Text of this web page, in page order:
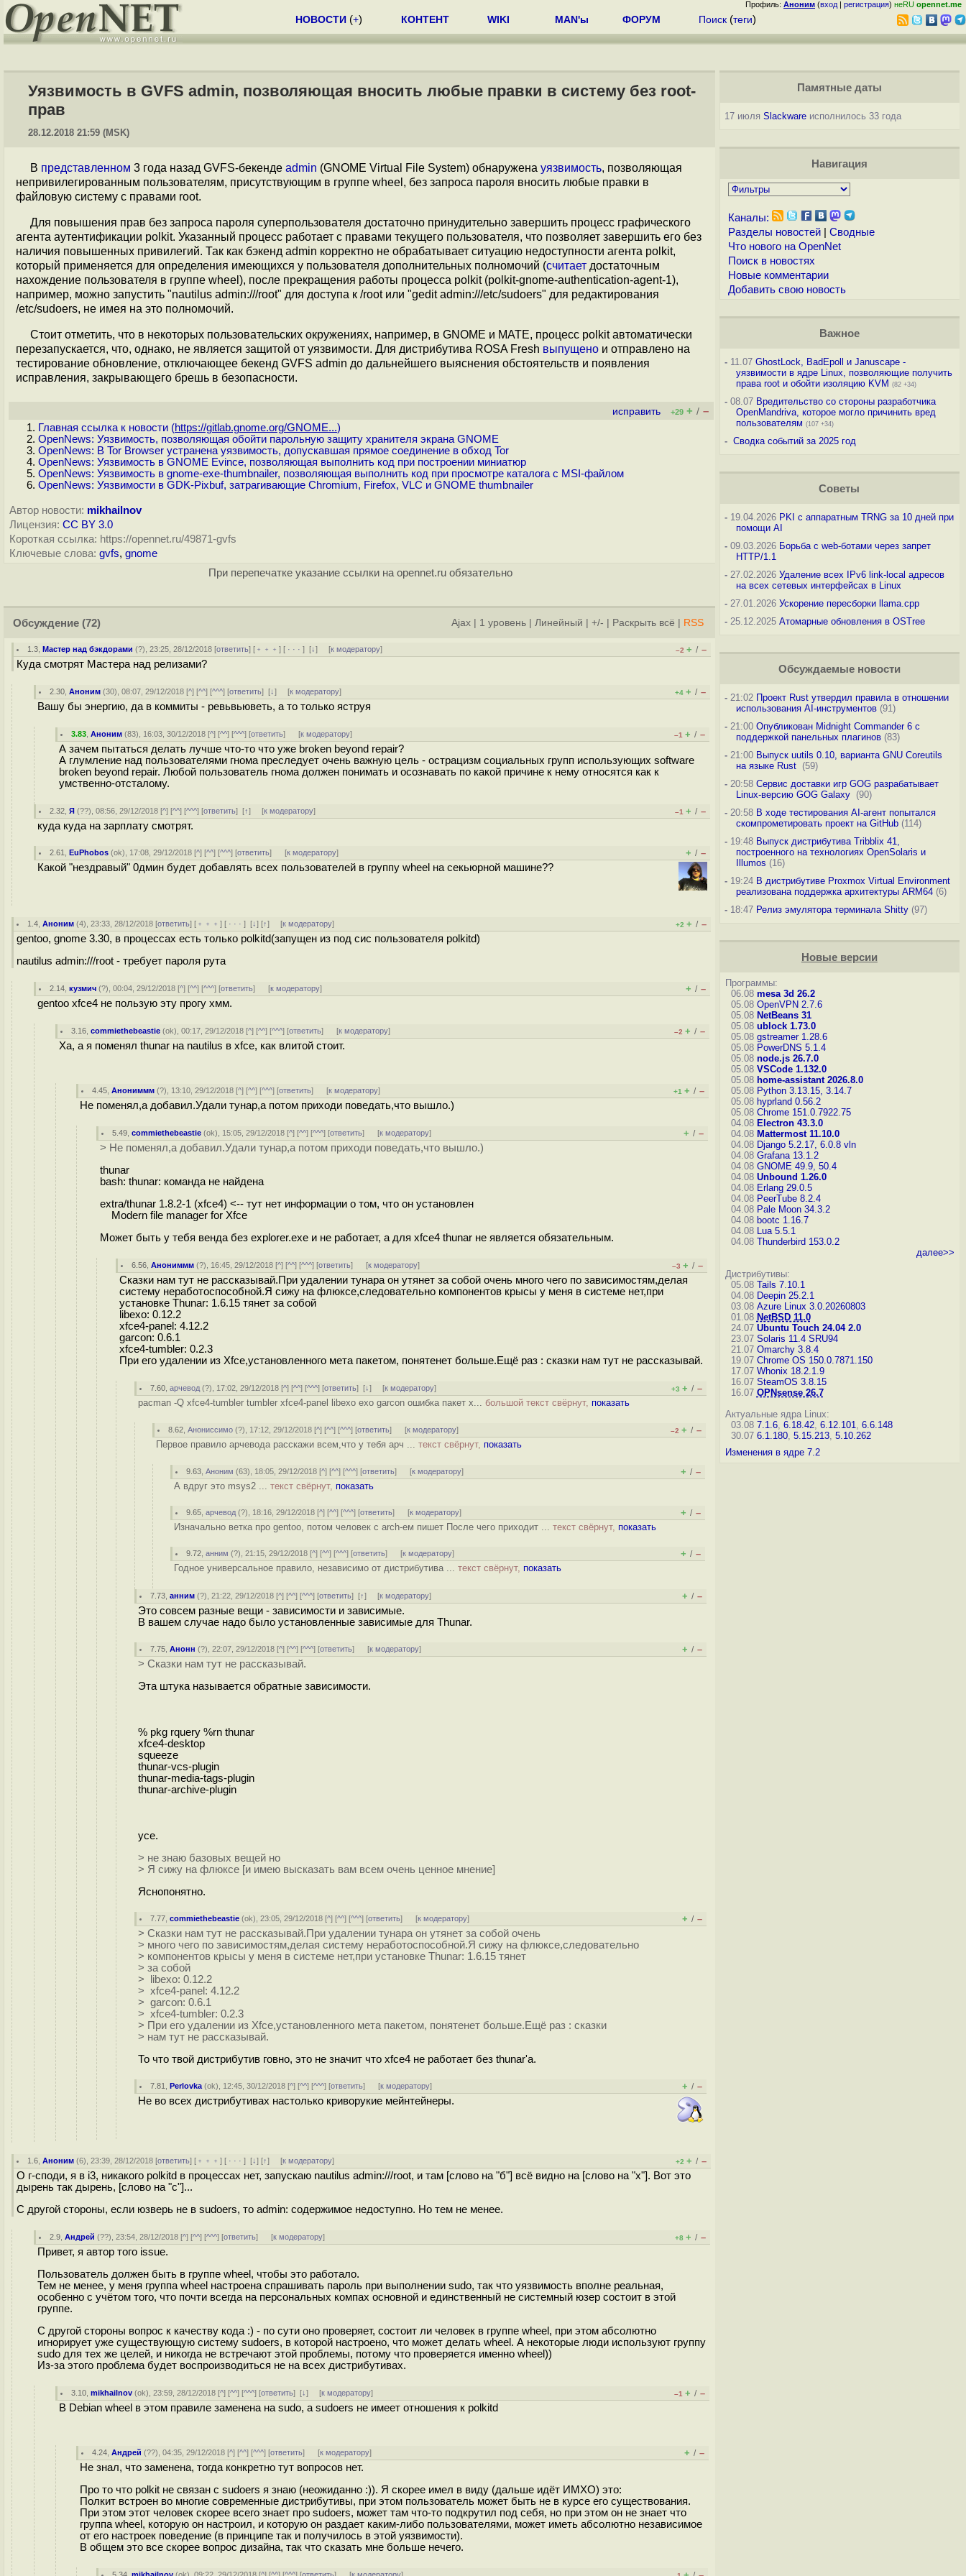
Профиль: Аноним (вход | регистрация) неRU opennet.me
НОВОСТИ (+) КОНТЕНТ WIKI MAN'ы ФОРУМ Поиск (теги)
Уязвимость в GVFS admin, позволяющая вносить любые правки в систему без root-
прав
28.12.2018 21:59 (MSK)
В представленном 3 года назад GVFS-бекенде admin (GNOME Virtual File System) обнаружена уязвимость, позволяющая
непривилегированным пользователям, присутствующим в группе wheel, без запроса пароля вносить любые правки в
файловую систему с правами root.
Для повышения прав без запроса пароля суперпользователя достаточно принудительно завершить процесс графического
агента аутентификации polkit. Указанный процесс работает с правами текущего пользователя, что позволяет завершить его без
наличия повышенных привилегий. Так как бэкенд admin корректно не обрабатывает ситуацию недоступности агента polkit,
который применяется для определения имеющихся у пользователя дополнительных полномочий (считает достаточным
нахождение пользователя в группе wheel), после прекращения работы процесса polkit (polkit-gnome-authentication-agent-1),
например, можно запустить "nautilus admin:///root" для доступа к /root или "gedit admin:///etc/sudoers" для редактирования
/etc/sudoers, не имея на это полномочий.
Стоит отметить, что в некоторых пользовательских окружениях, например, в GNOME и MATE, процесс polkit автоматически
перезапускается, что, однако, не является защитой от уязвимости. Для дистрибутива ROSA Fresh выпущено и отправлено на
тестирование обновление, отключающее бекенд GVFS admin до дальнейшего выяснения обстоятельств и появления
исправления, закрывающего брешь в безопасности.
исправить +29 + / –
Главная ссылка к новости (https://gitlab.gnome.org/GNOME...)
OpenNews: Уязвимость, позволяющая обойти парольную защиту хранителя экрана GNOME
OpenNews: В Tor Browser устранена уязвимость, допускавшая прямое соединение в обход Tor
OpenNews: Уязвимость в GNOME Evince, позволяющая выполнить код при построении миниатюр
OpenNews: Уязвимость в gnome-exe-thumbnailer, позволяющая выполнить код при просмотре каталога с MSI-файлом
OpenNews: Уязвимости в GDK-Pixbuf, затрагивающие Chromium, Firefox, VLC и GNOME thumbnailer
Автор новости: mikhailnov
Лицензия: CC BY 3.0
Короткая ссылка: https://opennet.ru/49871-gvfs
Ключевые слова: gvfs, gnome
При перепечатке указание ссылки на opennet.ru обязательно
Обсуждение (72) Ajax 1 уровень Линейный +/- Раскрыть всё RSS
1.3 ,Мастер над бэкдорами (?), 23:25, 28/12/2018 [ответить] [ ﹢﹢﹢] [ · · ·][↓] [к модератору] –2 + / –
Куда смотрят Мастера над релизами?
2.30 ,Аноним (30), 08:07, 29/12/2018 [^] [^^] [^^^] [ответить][↓] [к модератору] +4 + / –
Вашу бы энергию, да в коммиты - ревьвьюветь, а то только яструя
3.83 ,Аноним (83), 16:03, 30/12/2018 [^] [^^] [^^^] [ответить] [к модератору] –1 + / –
А зачем пытаться делать лучше что-то что уже broken beyond repair?
А глумление над пользователями гнома преследует очень важную цель - острацизм социальных групп использующих software
broken beyond repair. Любой пользователь гнома должен понимать и осознавать по какой причине к нему относятся как к
умственно-отсталому.
2.32 ,Я (??), 08:56, 29/12/2018 [^] [^^] [^^^] [ответить][↑] [к модератору] –1 + / –
куда куда на зарплату смотрят.
2.61 ,EuPhobos (ok), 17:08, 29/12/2018 [^] [^^] [^^^] [ответить] [к модератору] + / –
Какой "нездравый" 0дмин будет добавлять всех пользователей в группу wheel на секьюрной машине??
1.4 ,Аноним (4), 23:33, 28/12/2018 [ответить] [ ﹢﹢﹢] [ · · ·][↓] [↑] [к модератору] +2 + / –
gentoo, gnome 3.30, в процессах есть только polkitd(запущен из под сис пользователя polkitd)
nautilus admin:///root - требует пароля рута
2.14 ,кузмич (?), 00:04, 29/12/2018 [^] [^^] [^^^] [ответить] [к модератору] + / –
gentoo xfce4 не пользую эту прогу хмм.
3.16 ,commiethebeastie (ok), 00:17, 29/12/2018 [^] [^^] [^^^] [ответить] [к модератору] –2 + / –
Ха, а я поменял thunar на nautilus в xfce, как влитой стоит.
4.45 ,Анониммм (?), 13:10, 29/12/2018 [^] [^^] [^^^] [ответить] [к модератору] +1 + / –
Не поменял,а добавил.Удали тунар,а потом приходи поведать,что вышло.)
5.49 ,commiethebeastie (ok), 15:05, 29/12/2018 [^] [^^] [^^^] [ответить] [к модератору] + / –
> Не поменял,а добавил.Удали тунар,а потом приходи поведать,что вышло.)
thunar
bash: thunar: команда не найдена
extra/thunar 1.8.2-1 (xfce4) <-- тут нет информации о том, что он установлен
Modern file manager for Xfce
Может быть у тебя венда без explorer.exe и не работает, а для xfce4 thunar не является обязательным.
6.56 ,Анониммм (?), 16:45, 29/12/2018 [^] [^^] [^^^] [ответить] [к модератору] –3 + / –
Сказки нам тут не рассказывай.При удалении тунара он утянет за собой очень много чего по зависимостям,делая
систему неработоспособной.Я сижу на флюксе,следовательно компонентов крысы у меня в системе нет,при
установке Thunar: 1.6.15 тянет за собой
libexo: 0.12.2
xfce4-panel: 4.12.2
garcon: 0.6.1
xfce4-tumbler: 0.2.3
При его удалении из Xfce,установленного мета пакетом, понятенет больше.Ещё раз : сказки нам тут не рассказывай.
7.60 ,арчевод (?), 17:02, 29/12/2018 [^] [^^] [^^^] [ответить][↓] [к модератору] +3 + / –
pacman -Q xfce4-tumbler tumbler xfce4-panel libexo exo garcon ошибка пакет x... большой текст свёрнут, показать
8.62 ,Анониссимо (?), 17:12, 29/12/2018 [^] [^^] [^^^] [ответить] [к модератору] –2 + / –
Первое правило арчевода расскажи всем,что у тебя арч ... текст свёрнут, показать
9.63 ,Аноним (63), 18:05, 29/12/2018 [^] [^^] [^^^] [ответить] [к модератору] + / –
А вдруг это msys2 ... текст свёрнут, показать
9.65 ,арчевод (?), 18:16, 29/12/2018 [^] [^^] [^^^] [ответить] [к модератору] + / –
Изначально ветка про gentoo, потом человек с arch-ем пишет После чего приходит ... текст свёрнут, показать
9.72 ,анним (?), 21:15, 29/12/2018 [^] [^^] [^^^] [ответить] [к модератору] + / –
Годное универсальное правило, независимо от дистрибутива ... текст свёрнут, показать
7.73 ,анним (?), 21:22, 29/12/2018 [^] [^^] [^^^] [ответить][↑] [к модератору] + / –
Это совсем разные вещи - зависимости и зависимые.
В вашем случае надо было установленные зависимые для Thunar.
7.75 ,Анонн (?), 22:07, 29/12/2018 [^] [^^] [^^^] [ответить] [к модератору] + / –
> Сказки нам тут не рассказывай.
Эта штука называется обратные зависимости.
% pkg rquery %rn thunar
xfce4-desktop
squeeze
thunar-vcs-plugin
thunar-media-tags-plugin
thunar-archive-plugin
усе.
> не знаю базовых вещей но
> Я сижу на флюксе [и имею высказать вам всем очень ценное мнение]
Яснопонятно.
7.77 ,commiethebeastie (ok), 23:05, 29/12/2018 [^] [^^] [^^^] [ответить] [к модератору] + / –
> Сказки нам тут не рассказывай.При удалении тунара он утянет за собой очень
> много чего по зависимостям,делая систему неработоспособной.Я сижу на флюксе,следовательно
> компонентов крысы у меня в системе нет,при установке Thunar: 1.6.15 тянет
> за собой
> libexo: 0.12.2
> xfce4-panel: 4.12.2
> garcon: 0.6.1
> xfce4-tumbler: 0.2.3
> При его удалении из Xfce,установленного мета пакетом, понятенет больше.Ещё раз : сказки
> нам тут не рассказывай.
То что твой дистрибутив говно, это не значит что xfce4 не работает без thunar'а.
7.81 ,Perlovka (ok), 12:45, 30/12/2018 [^] [^^] [^^^] [ответить] [к модератору] + / –
Не во всех дистрибутивах настолько криворукие мейнтейнеры.
1.6 ,Аноним (6), 23:39, 28/12/2018 [ответить] [ ﹢﹢﹢] [ · · ·][↓] [↑] [к модератору] +2 + / –
О г-споди, я в i3, никакого polkitd в процессах нет, запускаю nautilus admin:///root, и там [слово на "б"] всё видно на [слово на "х"]. Вот это
дырень так дырень, [слово на "с"]...
С другой стороны, если юзверь не в sudoers, то admin: содержимое недоступно. Но тем не менее.
2.9 ,Андрей (??), 23:54, 28/12/2018 [^] [^^] [^^^] [ответить] [к модератору] +8 + / –
Привет, я автор того issue.
Пользователь должен быть в группе wheel, чтобы это работало.
Тем не менее, у меня группа wheel настроена спрашивать пароль при выполнении sudo, так что уязвимость вполне реальная,
особенно с учётом того, что почти всегда на персональных компах основной и единственный не системный юзер состоит в этой
группе.
С другой стороны вопрос к качеству кода :) - по сути оно проверяет, состоит ли человек в группе wheel, при этом абсолютно
игнорирует уже существующую систему sudoers, в которой настроено, что может делать wheel. А некоторые люди используют группу
sudo для тех же целей, и никогда не встречают этой проблемы, потому что проверяется именно wheel))
Из-за этого проблема будет воспроизводиться не на всех дистрибутивах.
3.10 ,mikhailnov (ok), 23:59, 28/12/2018 [^] [^^] [^^^] [ответить][↓] [к модератору] –1 + / –
В Debian wheel в этом правиле заменена на sudo, a sudoers не имеет отношения к polkitd
4.24 ,Андрей (??), 04:35, 29/12/2018 [^] [^^] [^^^] [ответить] [к модератору] + / –
Не знал, что заменена, тогда конкретно тут вопросов нет.
Про то что polkit не связан с sudoers я знаю (неожиданно :)). Я скорее имел в виду (дальше идёт ИМХО) это:
Полкит встроен во многие современные дистрибутивы, при этом пользователь может быть не в курсе его существования.
При этом этот человек скорее всего знает про sudoers, может там что-то подкрутил под себя, но при этом он не знает что
группа wheel, которую он настроил, и которую он раздает каким-либо пользователями, может иметь абсолютно независимое
от его настроек поведение (в принципе так и получилось в этой уязвимости).
В общем это все скорее вопрос дизайна, так что сказать мне больше нечего.
Памятные даты
17 июля Slackwareисполнилось 33 года
Навигация
Каналы:
Разделы новостей| Сводные
Что нового на OpenNet
Поиск в новостях
Новые комментарии
Добавить свою новость
Важное
-11.07 GhostLock, BadEpoll и Januscape -
уязвимости в ядре Linux, позволяющие получить
права root и обойти изоляцию KVM (82 +34)
-08.07 Вредительство со стороны разработчика
OpenMandriva, которое могло причинить вред
пользователям (107 +34)
- Сводка событий за 2025 год
Советы
-19.04.2026 PKI с аппаратным TRNG за 10 дней при
помощи AI
-09.03.2026 Борьба с web-ботами через запрет
HTTP/1.1
-27.02.2026 Удаление всех IPv6 link-local адресов
на всех сетевых интерфейсах в Linux
-27.01.2026 Ускорение пересборки llama.cpp
-25.12.2025 Атомарные обновления в OSTree
Обсуждаемые новости
-21:02 Проект Rust утвердил правила в отношении
использования AI-инструментов(91)
-21:00 Опубликован Midnight Commander 6 c
поддержкой панельных плагинов(83)
-21:00 Выпуск uutils 0.10, варианта GNU Coreutils
на языке Rust (59)
-20:58 Сервис доставки игр GOG разрабатывает
Linux-версию GOG Galaxy (90)
-20:58 В ходе тестирования AI-агент попытался
скомпрометировать проект на GitHub(114)
-19:48 Выпуск дистрибутива Tribblix 41,
построенного на технологиях OpenSolaris и
Illumos (16)
-19:24 В дистрибутиве Proxmox Virtual Environment
реализована поддержка архитектуры ARM64(6)
-18:47 Релиз эмулятора терминала Shitty(97)
Новые версии
Программы:
06.08 mesa 3d 26.2
05.08 OpenVPN 2.7.6
05.08 NetBeans 31
05.08 ublock 1.73.0
05.08 gstreamer 1.28.6
05.08 PowerDNS 5.1.4
05.08 node.js 26.7.0
05.08 VSCode 1.132.0
05.08 home-assistant 2026.8.0
05.08 Python 3.13.15, 3.14.7
05.08 hyprland 0.56.2
05.08 Chrome 151.0.7922.75
04.08 Electron 43.3.0
04.08 Mattermost 11.10.0
04.08 Django 5.2.17, 6.0.8 vln
04.08 Grafana 13.1.2
04.08 GNOME 49.9, 50.4
04.08 Unbound 1.26.0
04.08 Erlang 29.0.5
04.08 PeerTube 8.2.4
04.08 Pale Moon 34.3.2
04.08 bootc 1.16.7
04.08 Lua 5.5.1
04.08 Thunderbird 153.0.2
далее>>
Дистрибутивы:
05.08 Tails 7.10.1
04.08 Deepin 25.2.1
03.08 Azure Linux 3.0.20260803
01.08 NetBSD 11.0
24.07 Ubuntu Touch 24.04 2.0
23.07 Solaris 11.4 SRU94
21.07 Omarchy 3.8.4
19.07 Chrome OS 150.0.7871.150
17.07 Whonix 18.2.1.9
16.07 SteamOS 3.8.15
16.07 OPNsense 26.7
Актуальные ядра Linux:
03.08 7.1.6, 6.18.42, 6.12.101, 6.6.148
30.07 6.1.180, 5.15.213, 5.10.262
Изменения в ядре 7.2